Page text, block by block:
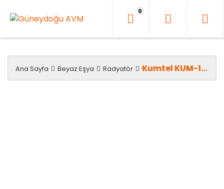
Geç
0
Ana Sayfa Beyaz Eşya Radyatör Kumtel KUM-1225 9 Dilimli 2000 W Yağlı Radyatör